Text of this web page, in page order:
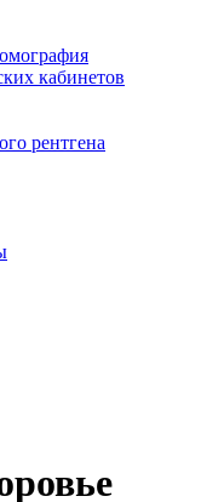
кабинетов
рентгена